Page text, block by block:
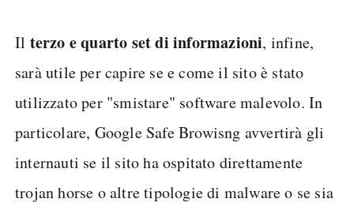
Il terzo e quarto set di informazioni, infine,
sarà utile per capire se e come il sito è stato
utilizzato per "smistare" software malevolo. In
particolare, Google Safe Browisng avvertirà gli
internauti se il sito ha ospitato direttamente
trojan horse o altre tipologie di malware o se sia